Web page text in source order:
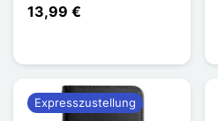
13,99 €
Expresszustellung